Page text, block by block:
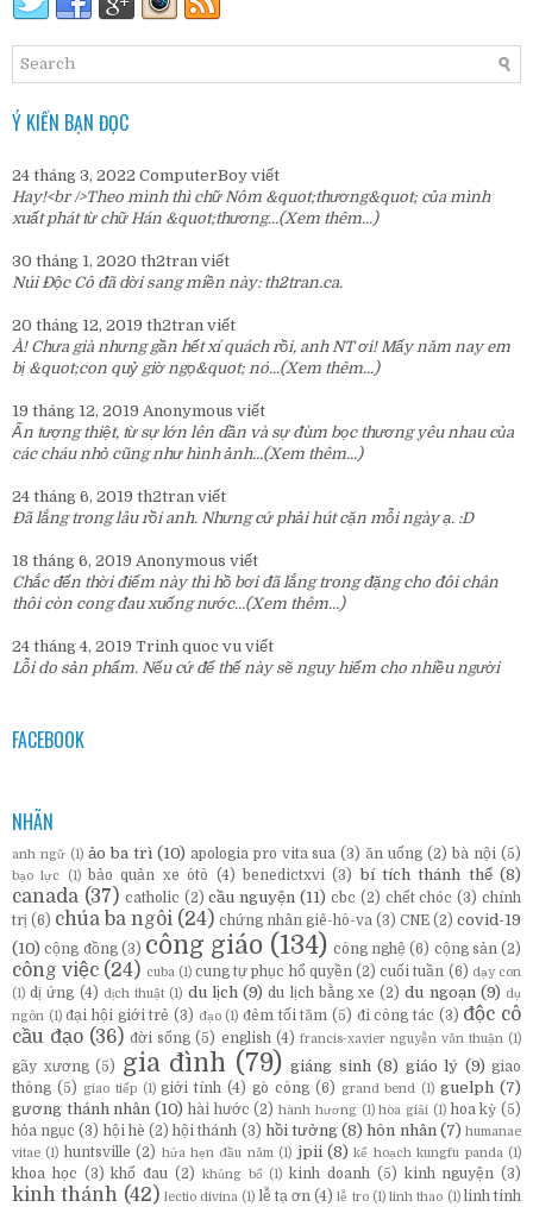
Ý KIẾN BẠN ĐỌC
24 tháng 3, 2022 ComputerBoy viết
Hay!<br />Theo mình thì chữ Nôm &quot;thương&quot; của mình
xuất phát từ chữ Hán &quot;thương...(Xem thêm...)
30 tháng 1, 2020 th2tran viết
Núi Độc Cô đã dời sang miền này: th2tran.ca.
20 tháng 12, 2019 th2tran viết
À! Chưa già nhưng gần hết xí quách rồi, anh NT ơi! Mấy năm nay em
bị &quot;con quỷ giờ ngọ&quot; nó...(Xem thêm...)
19 tháng 12, 2019 Anonymous viết
Ấn tượng thiệt, từ sự lớn lên dần và sự đùm bọc thương yêu nhau của
các cháu nhỏ cũng như hình ảnh...(Xem thêm...)
24 tháng 6, 2019 th2tran viết
Đã lắng trong lâu rồi anh. Nhưng cứ phải hút cặn mỗi ngày ạ. :D
18 tháng 6, 2019 Anonymous viết
Chắc đến thời điểm này thì hồ bơi đã lắng trong đặng cho đôi chân
thôi còn cong đau xuống nước...(Xem thêm...)
24 tháng 4, 2019 Trinh quoc vu viết
Lỗi do sản phẩm. Nếu cứ để thế này sẽ nguy hiểm cho nhiều người
FACEBOOK
NHÃN
anh ngữ (1) ảo ba trì (10) apologia pro vita sua (3) ăn uống (2) bà nội (5)
bạo lực (1) bảo quản xe ôtô (4) benedictxvi (3) bí tích thánh thể (8)
canada (37) catholic (2) cầu nguyện (11) cbc (2) chết chóc (3) chính
trị (6) chúa ba ngôi (24) chứng nhân giê-hô-va (3) CNE (2) covid-19
(10) cộng đồng (3) công giáo (134) công nghệ (6) cộng sản (2)
công việc (24) cuba (1) cung tự phục hổ quyền (2) cuối tuần (6) dạy con
(1) dị ứng (4) dịch thuật (1) du lịch (9) du lịch bằng xe (2) du ngoạn (9) dụ
ngôn (1) đại hội giới trẻ (3) đạo (1) đêm tối tăm (5) đi công tác (3) độc cô
cầu đạo (36) đời sống (5) english (4) francis-xavier nguyễn văn thuận (1)
gãy xương (5) gia đình (79) giáng sinh (8) giáo lý (9) giao
thông (5) giao tiếp (1) giới tính (4) gò công (6) grand bend (1) guelph (7)
gương thánh nhân (10) hài hước (2) hành hương (1) hòa giải (1) hoa kỳ (5)
hỏa ngục (3) hội hè (2) hội thánh (3) hồi tưởng (8) hôn nhân (7) humanae
vitae (1) huntsville (2) hứa hẹn đầu năm (1) jpii (8) kế hoạch kungfu panda (1)
khoa học (3) khổ đau (2) khủng bố (1) kinh doanh (5) kinh nguyện (3)
kinh thánh (42) lectio divina (1) lễ tạ ơn (4) lễ tro (1) linh thao (1) linh tinh